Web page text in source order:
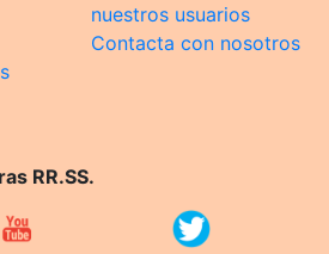
nuestros usuarios
Contacta con nosotros
RR.SS.